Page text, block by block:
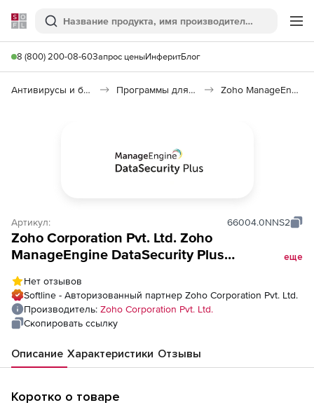
Softline
Поиск
8 (800) 200-08-60Запрос ценыИнферитБлог
Антивирусы и безопасность Программы для защиты информации Zoho ManageEngine DataSecurity Plus
Артикул: 66004.0NNS2
Zoho Corporation Pvt. Ltd. Zoho
ManageEngine DataSecurity Plus
Perpetual Model Netapp Server Single
Installation), fee for 2 Netapp Server
еще
Нет отзывов
Softline - Авторизованный партнер Zoho Corporation Pvt. Ltd.
Производитель: Zoho Corporation Pvt. Ltd.
Скопировать ссылку
Описание Характеристики Отзывы
Коротко о товаре